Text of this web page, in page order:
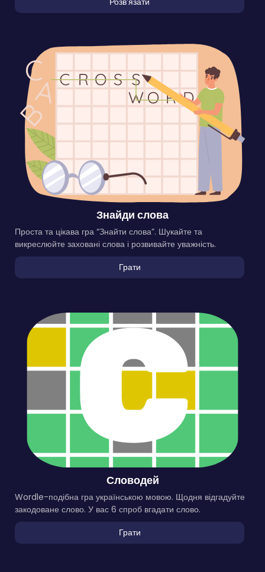
Знайди слова
Проста та цікава гра “Знайти слова”. Шукайте та
викреслюйте заховані слова і розвивайте уважність.
Грати
Словодей
Wordle-подібна гра українською мовою. Щодня відгадуйте
закодоване слово. У вас 6 спроб вгадати слово.
Грати